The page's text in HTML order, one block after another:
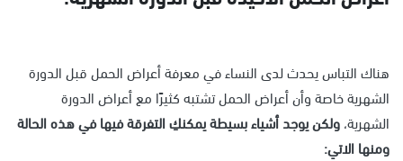
هناك التباس يحدث لدى النساء في معرفة أعراض الحمل قبل الدورة
الشهرية خاصة وأن أعراض الحمل تشتبه كثيرًا مع أعراض الدورة
الشهرية،ولكن يوجد أشياء بسيطة يمكنكِ التفرقة فيها في هذه الحالة
ومنها الاتي: